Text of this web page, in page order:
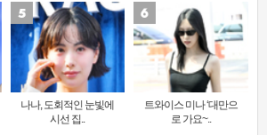
나나, 도회적인 눈빛에
시선 집..
트와이스 미나 ‘대만으
로 가요~..